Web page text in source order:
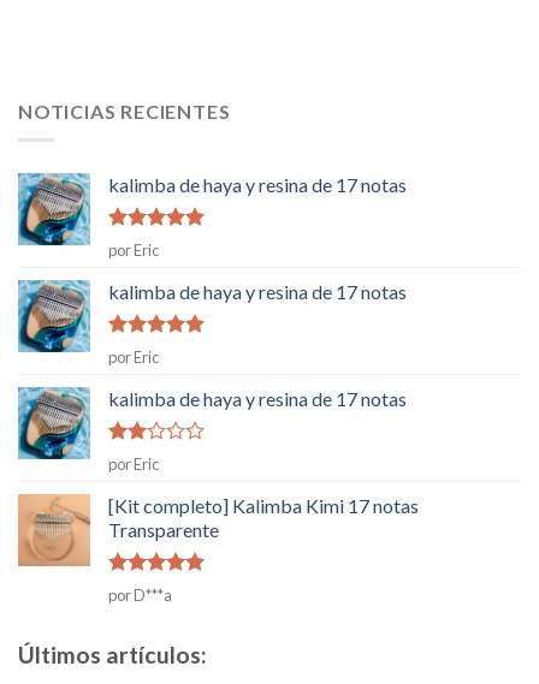
NOTICIAS RECIENTES
kalimba de haya y resina de 17 notas
Rated
5
por Eric
kalimba de haya y resina de 17 notas
Rated
5
por Eric
kalimba de haya y resina de 17 notas
Rated
2
5
por Eric
[Kit completo] Kalimba Kimi 17 notas
Transparente
Rated5
5
por D***a
Últimos artículos: